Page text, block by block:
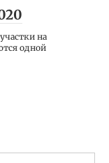
на
одной